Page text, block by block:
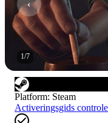
1/7
Platform: Steam
Activeringsgids